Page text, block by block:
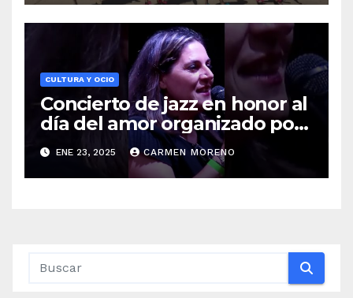
CULTURA Y OCIO
Concierto de jazz en honor al
día del amor organizado por
afab
ENE 23, 2025 CARMEN MORENO